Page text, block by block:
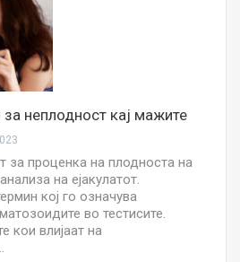
за неплодност кај мажите
за проценка на плодноста на
на ејакулатот.
кој го означува
во тестисите.
кои влијаат на